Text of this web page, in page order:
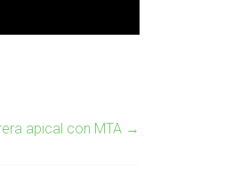
apical con MTA →